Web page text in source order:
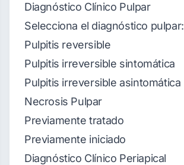
Diagnóstico Clínico Pulpar
Selecciona el diagnóstico pulpar:
Pulpitis reversible
Pulpitis irreversible sintomática
Pulpitis irreversible asintomática
Necrosis Pulpar
Previamente tratado
Previamente iniciado
Diagnóstico Clínico Periapical